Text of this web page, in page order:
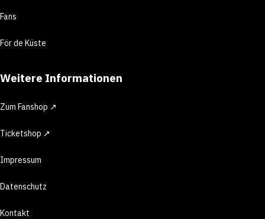
Fans
För de Küste
Weitere Informationen
Zum Fanshop ↗
Ticketshop ↗
Impressum
Datenschutz
Kontakt